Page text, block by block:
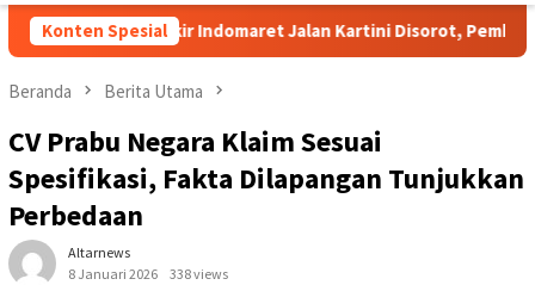
Konten Spesial
Jalan Kartini Disorot, Pemkot Bandar Lampung
Beranda Berita Utama
CV Prabu Negara Klaim Sesuai
Spesifikasi, Fakta Dilapangan Tunjukkan
Perbedaan
Altarnews
8 Januari 2026
338 views